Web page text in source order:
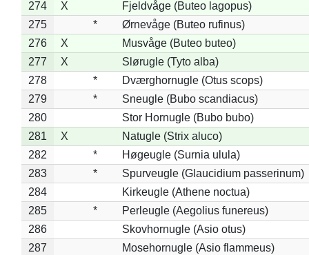
274
X
Fjeldvåge (Buteo lagopus)
275
*
Ørnevåge (Buteo rufinus)
276
X
Musvåge (Buteo buteo)
277
X
Slørugle (Tyto alba)
278
*
Dværghornugle (Otus scops)
279
*
Sneugle (Bubo scandiacus)
280
Stor Hornugle (Bubo bubo)
281
X
Natugle (Strix aluco)
282
*
Høgeugle (Surnia ulula)
283
*
Spurveugle (Glaucidium passerinum)
284
Kirkeugle (Athene noctua)
285
*
Perleugle (Aegolius funereus)
286
Skovhornugle (Asio otus)
287
Mosehornugle (Asio flammeus)